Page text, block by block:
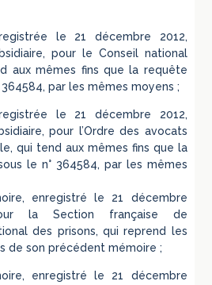
le 21 décembre 2012,
pour le Conseil national
aux mêmes fins que la requête
par les mêmes moyens ;
le 21 décembre 2012,
pour l’Ordre des avocats
qui tend aux mêmes fins que la
le n° 364584, par les mêmes
enregistré le 21 décembre
la Section française de
des prisons, qui reprend les
de son précédent mémoire ;
enregistré le 21 décembre